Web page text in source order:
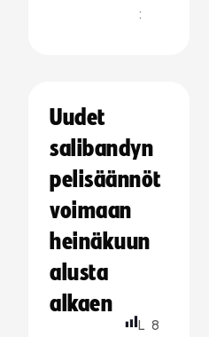
:
Uudet
salibandyn
pelisäännöt
voimaan
heinäkuun
alusta
alkaen
L 8